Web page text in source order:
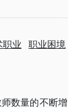
职业 职业困境
数量的不断增